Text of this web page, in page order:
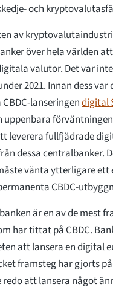
och
av
över hela världen
valutor. Det var
2021. Innan dess var
lanseringendigital
uppenbara
leverera fullfjädrade
dessa centralbanker.
vänta ytterligare ett
CBDC-
är en av de mest
har tittat på CBDC.
att lansera en digital
framsteg har gjorts
redo att lansera något